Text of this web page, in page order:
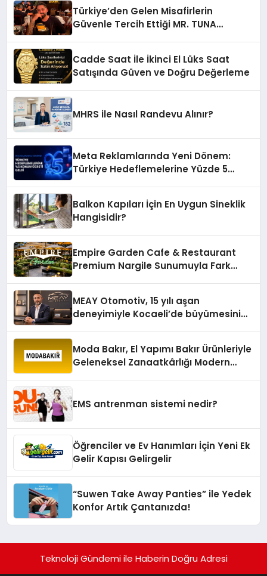
Türkiye’den Gelen Misafirlerin
Güvenle Tercih Ettiği MR. TUNA
Cadde Saat İle İkinci El Lüks Saat
Satışında Güven ve Doğru Değerleme
MHRS ile Nasıl Randevu Alınır?
Meta Reklamlarında Yeni Dönem:
Türkiye Hedeflemelerine Yüzde 5
Balkon Kapıları İçin En Uygun Sineklik
Hangisidir?
Empire Garden Cafe & Restaurant
Premium Nargile Sunumuyla Fark
MEAY Otomotiv, 15 yılı aşan
deneyimiyle Kocaeli’de büyümesini
Moda Bakır, El Yapımı Bakır Ürünleriyle
Geleneksel Zanaatkârlığı Modern
EMS antrenman sistemi nedir?
Öğrenciler ve Ev Hanımları İçin Yeni Ek
Gelir Kapısı Gelirgelir
“Suwen Take Away Panties” ile Yedek
Konfor Artık Çantanızda!
Teknoloji Gündemi ile Haberin Doğru Adresi